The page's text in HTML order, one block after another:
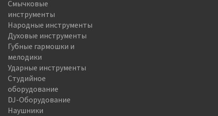
Смычковые
инструменты
Народные инструменты
Духовые инструменты
Губные гармошки и
мелодики
Ударные инструменты
Студийное
оборудование
DJ-Оборудование
Наушники